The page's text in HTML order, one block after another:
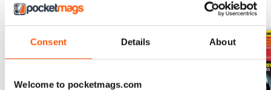
Consent Details About
Welcome to pocketmags.com
EDIZIONI INDIETRO Visualizza tutti